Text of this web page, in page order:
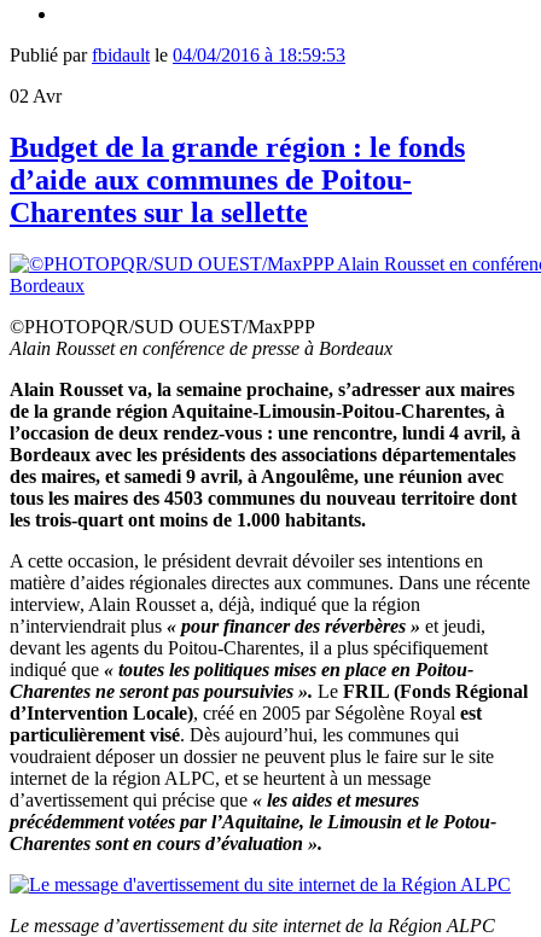
Publié parfbidault le 04/04/2016 à 18:59:53
02 Avr
Budget de la grande région : le fonds
d’aide aux communes de Poitou-
Charentes sur la sellette
©PHOTOPQR/SUD OUEST/MaxPPP
Alain Rousset en conférence de presse à Bordeaux
Alain Rousset va, la semaine prochaine, s’adresser aux maires
de la grande région Aquitaine-Limousin-Poitou-Charentes, à
l’occasion de deux rendez-vous : une rencontre, lundi 4 avril, à
Bordeaux avec les présidents des associations départementales
des maires, et samedi 9 avril, à Angoulême, une réunion avec
tous les maires des 4503 communes du nouveau territoire dont
les trois-quart ont moins de 1.000 habitants.
A cette occasion, le président devrait dévoiler ses intentions en
matière d’aides régionales directes aux communes. Dans une récente
interview, Alain Rousset a, déjà, indiqué que la région
n’interviendrait plus « pour financer des réverbères » et jeudi,
devant les agents du Poitou-Charentes, il a plus spécifiquement
indiqué que « toutes les politiques mises en place en Poitou-
Charentes ne seront pas poursuivies ». Le FRIL (Fonds Régional
d’Intervention Locale), créé en 2005 par Ségolène Royal est
particulièrement visé. Dès aujourd’hui, les communes qui
voudraient déposer un dossier ne peuvent plus le faire sur le site
internet de la région ALPC, et se heurtent à un message
d’avertissement qui précise que « les aides et mesures
précédemment votées par l’Aquitaine, le Limousin et le Potou-
Charentes sont en cours d’évaluation ».
Le message d’avertissement du site internet de la Région ALPC